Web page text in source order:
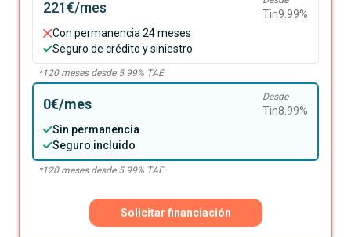
221€/mes Tin9.99%
Con permanencia 24 meses
Seguro de crédito y siniestro
*120meses desde 5.99% TAE
0€/mes Desde
Tin8.99%
Sin permanencia
Seguro incluido
*120meses desde 5.99% TAE
Solicitar financiación